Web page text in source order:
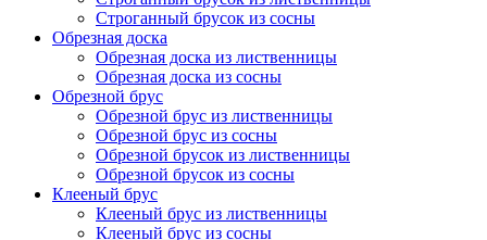
Строганный брусок из сосны
Обрезная доска
Обрезная доска из лиственницы
Обрезная доска из сосны
Обрезной брус
Обрезной брус из лиственницы
Обрезной брус из сосны
Обрезной брусок из лиственницы
Обрезной брусок из сосны
Клееный брус
Клееный брус из лиственницы
Клееный брус из сосны